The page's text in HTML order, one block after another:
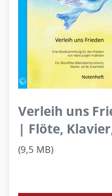
Verleih uns
| Flöte,
(9,5 MB)